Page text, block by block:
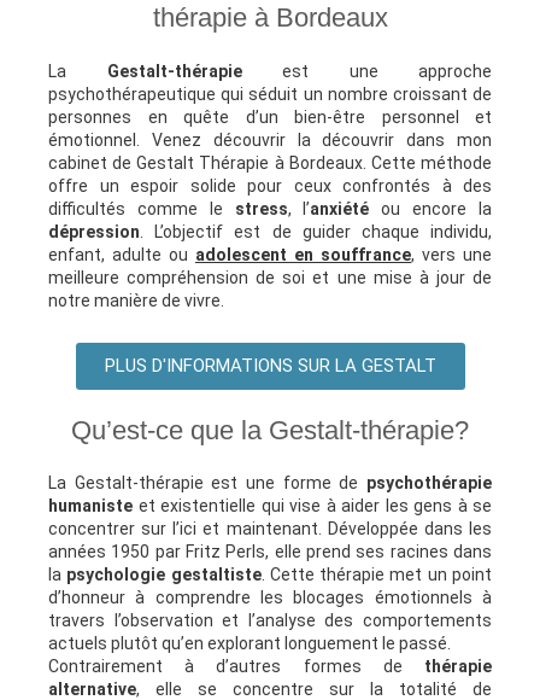
thérapie à Bordeaux
La Gestalt-thérapieest une approche
psychothérapeutique qui séduit un nombre croissant de
personnes en quête d’un bien-être personnel et
émotionnel. Venez découvrir la découvrir dans mon
cabinet de Gestalt Thérapie à Bordeaux. Cette méthode
offre un espoir solide pour ceux confrontés à des
difficultés comme le stress, l’anxiété ou encore la
dépression . L’objectif est de guider chaque individu,
enfant, adulte ou adolescent en souffrance, vers une
meilleure compréhension de soi et une mise à jour de
notre manière de vivre.
PLUS D'INFORMATIONS SUR LA GESTALT
Qu’est-ce que la Gestalt-thérapie?
La Gestalt-thérapie est une forme de psychothérapie
humaniste et existentielle qui vise à aider les gens à se
concentrer sur l’ici et maintenant. Développée dans les
années 1950 par Fritz Perls, elle prend ses racines dans
la psychologie gestaltiste. Cette thérapie met un point
d’honneur à comprendre les blocages émotionnels à
travers l’observation et l’analyse des comportements
actuels plutôt qu’en explorant longuement le passé.
Contrairement à d’autres formes de thérapie
alternative, elle se concentre sur la totalité de